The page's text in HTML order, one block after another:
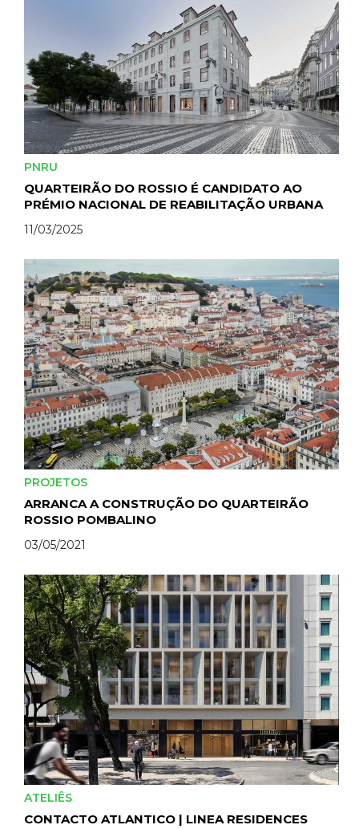
PNRU
QUARTEIRÃO DO ROSSIO É CANDIDATO AO
PRÉMIO NACIONAL DE REABILITAÇÃO URBANA
11/03/2025
PROJETOS
ARRANCA A CONSTRUÇÃO DO QUARTEIRÃO
ROSSIO POMBALINO
03/05/2021
ATELIÊS
CONTACTO ATLANTICO | LINEA RESIDENCES